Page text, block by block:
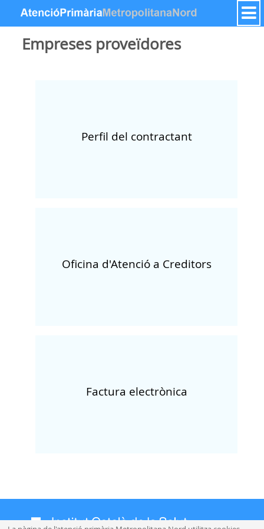
Zum Inhalt wechseln
Empreses proveïdores
Perfil del contractant
Oficina d'Atenció a Creditors
Factura electrònica